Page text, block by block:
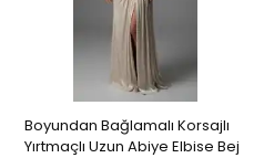
Boyundan Bağlamalı Korsajlı
Yırtmaçlı Uzun Abiye Elbise Bej